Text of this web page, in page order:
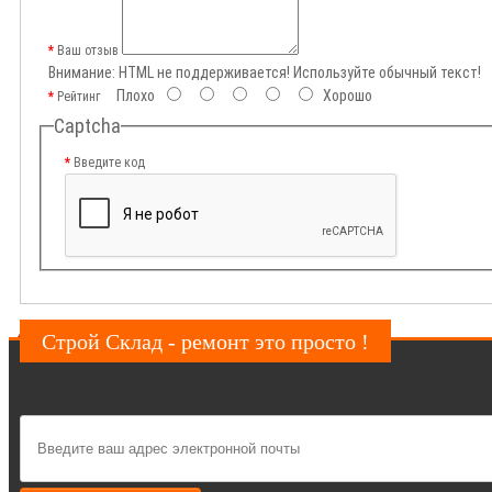
Ваш отзыв
Внимание: HTML не поддерживается! Используйте обычный текст!
РейтингПлохо Хорошо
Captcha
Введите код
Строй Склад - ремонт это просто !